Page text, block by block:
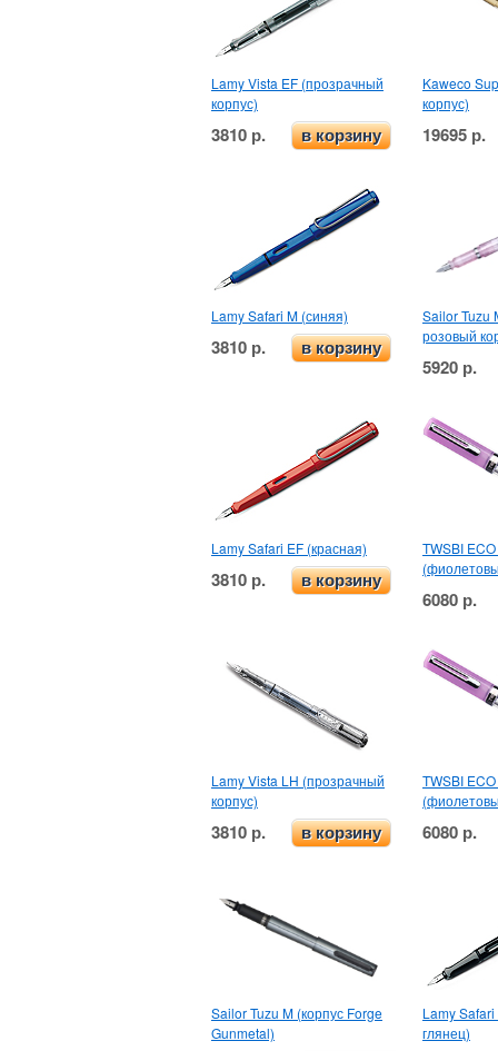
Lamy Vista EF (прозрачный
корпус)
3810 р. в корзину
Kaweco
корпус)
19695 р.
Lamy Safari M (синяя)
3810 р. в корзину
Sailor Tuzu
розовый
5920 р.
Lamy Safari EF (красная)
3810 р. в корзину
TWSBI
6080 р.
Lamy Vista LH (прозрачный
корпус)
3810 р. в корзину
TWSBI
6080 р.
Sailor Tuzu M (корпус Forge
Gunmetal)
Lamy
глянец)